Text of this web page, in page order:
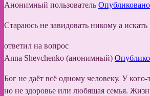
Анонимный пользователь
Стараюсь не завидовать никому а искать
ответил на вопрос
Anna Shevchenko (анонимный)
Бог не даёт всё одному человеку. У
но не здоровье или любящая семья.